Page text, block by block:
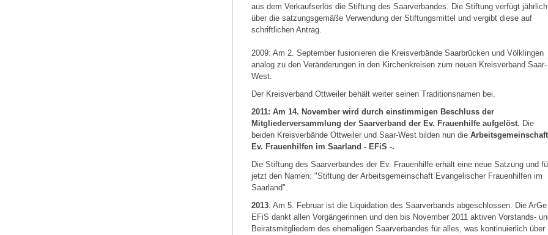
aus dem Verkaufserlös die Stiftung des Saarverbandes. Die Stiftung verfügt jährlich
über die satzungsgemäße Verwendung der Stiftungsmittel und vergibt diese auf
schriftlichen Antrag.
2009: Am 2. September fusionieren die Kreisverbände Saarbrücken und Völklingen
analog zu den Veränderungen in den Kirchenkreisen zum neuen Kreisverband Saar-
West.
Der Kreisverband Ottweiler behält weiter seinen Traditionsnamen bei.
2011: Am 14. November wird durch einstimmigen Beschluss der
Mitgliederversammlung der Saarverband der Ev. Frauenhilfe aufgelöst. Die
beiden Kreisverbände Ottweiler und Saar-West bilden nun die Arbeitsgemeinschaft
Ev. Frauenhilfen im Saarland - EFiS -.
Die Stiftung des Saarverbandes der Ev. Frauenhilfe erhält eine neue Satzung und
jetzt den Namen: "Stiftung der Arbeitsgemeinschaft Evangelischer Frauenhilfen im
Saarland".
2013: Am 5. Februar ist die Liquidation des Saarverbands abgeschlossen. Die ArGe
EFiS dankt allen Vorgängerinnen und den bis November 2011 aktiven Vorstands-
Beiratsmitgliedern des ehemaligen Saarverbandes für alles, was kontinuierlich über